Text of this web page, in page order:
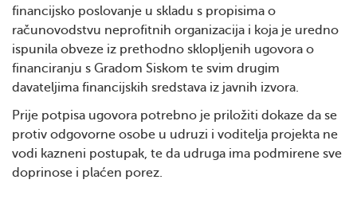
financijsko poslovanje u skladu s propisima o
računovodstvu neprofitnih organizacija i koja je uredno
ispunila obveze iz prethodno sklopljenih ugovora o
financiranju s Gradom Siskom te svim drugim
davateljima financijskih sredstava iz javnih izvora.
Prije potpisa ugovora potrebno je priložiti dokaze da se
protiv odgovorne osobe u udruzi i voditelja projekta ne
vodi kazneni postupak, te da udruga ima podmirene sve
doprinose i plaćen porez.